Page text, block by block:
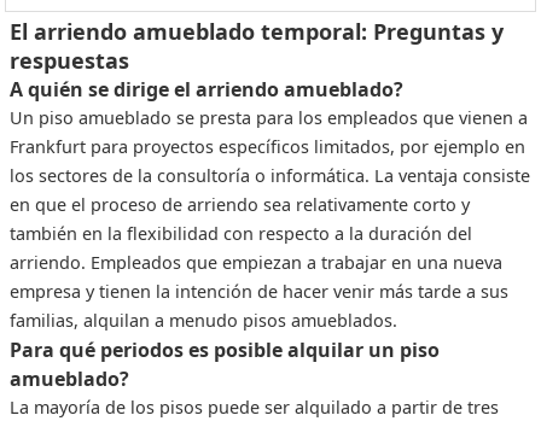
El arriendo amueblado temporal: Preguntas y
respuestas
A quién se dirige el arriendo amueblado?
Un piso amueblado se presta para los empleados que vienen a
Frankfurt para proyectos específicos limitados, por ejemplo en
los sectores de la consultoría o informática. La ventaja consiste
en que el proceso de arriendo sea relativamente corto y
también en la flexibilidad con respecto a la duración del
arriendo. Empleados que empiezan a trabajar en una nueva
empresa y tienen la intención de hacer venir más tarde a sus
familias, alquilan a menudo pisos amueblados.
Para qué periodos es posible alquilar un piso
amueblado?
La mayoría de los pisos puede ser alquilado a partir de tres